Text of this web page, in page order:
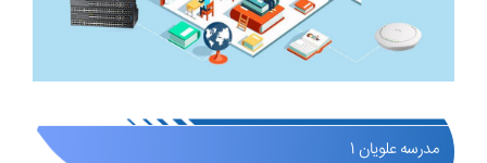
مدرسه علویان 1